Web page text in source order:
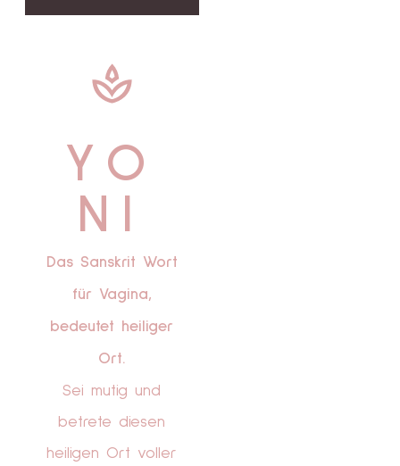
YO
NI
Das Sanskrit Wort
für Vagina,
bedeutet heiliger
Ort.
Sei mutig und
betrete diesen
heiligen Ort voller